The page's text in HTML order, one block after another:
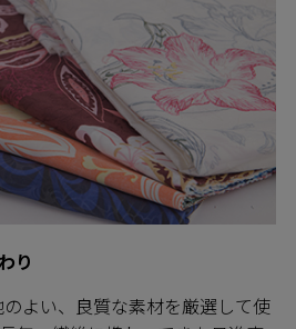
り
よい、良質な素材を厳選して使